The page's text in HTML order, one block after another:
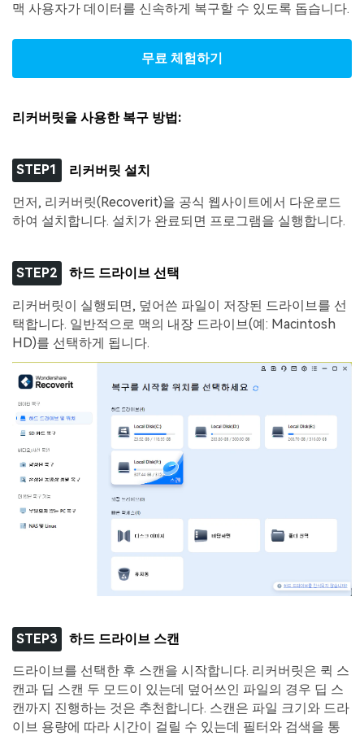
맥 사용자가 데이터를 신속하게 복구할 수 있도록 돕습니다.
무료 체험하기
리커버릿을 사용한 복구 방법:
STEP1 리커버릿 설치
먼저, 리커버릿(Recoverit)을 공식 웹사이트에서 다운로드
하여 설치합니다. 설치가 완료되면 프로그램을 실행합니다.
STEP2 하드 드라이브 선택
리커버릿이 실행되면, 덮어쓴 파일이 저장된 드라이브를 선
택합니다. 일반적으로 맥의 내장 드라이브(예: Macintosh
HD)를 선택하게 됩니다.
STEP3 하드 드라이브 스캔
드라이브를 선택한 후 스캔을 시작합니다. 리커버릿은 퀵 스
캔과 딥 스캔 두 모드이 있는데 덮어쓰인 파일의 경우 딥 스
캔까지 진행하는 것은 추천합니다. 스캔은 파일 크기와 드라
이브 용량에 따라 시간이 걸릴 수 있는데 필터와 검색을 통